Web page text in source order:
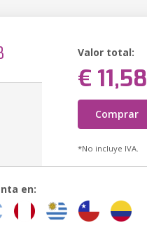
Valor total:
€ 11,58
Comprar
*No incluye IVA.
en: